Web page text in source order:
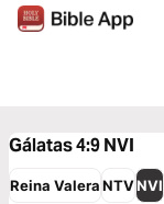
Gálatas 4:9NVI
Reina ValeraNTVNVI